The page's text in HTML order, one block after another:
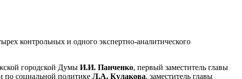
контрольных и одного экспертно-аналитического
городской Думы И.И. Панченко, первый заместитель главы
по социальной политике Л.А. Кулакова, заместитель главы